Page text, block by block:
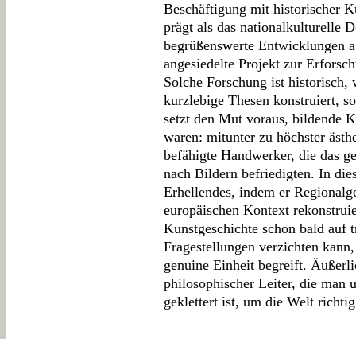
Beschäftigung mit historischer
prägt als das nationalkulturelle
begrüßenswerte Entwicklungen
angesiedelte Projekt zur
Solche Forschung ist
kurzlebige Thesen konstruiert,
setzt den Mut voraus, bildende
waren: mitunter zu höchster
befähigte Handwerker, die das
nach Bildern befriedigten. In
Erhellendes, indem er
europäischen Kontext
Kunstgeschichte schon bald auf
Fragestellungen verzichten
genuine Einheit begreift.
philosophischer Leiter, die man
geklettert ist, um die Welt